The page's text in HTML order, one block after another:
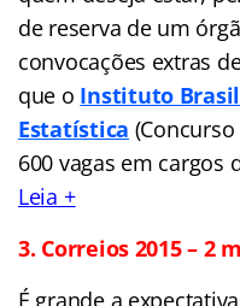
de reserva de um
convocações extras
que o Instituto
Estatística
600 vagas em cargos
Leia +
3. Correios 2015 – 2
É grande a